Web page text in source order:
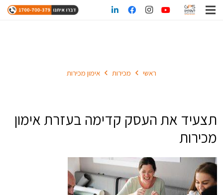
ראשי מכירות אימון מכירות
תצעיד את העסק קדימה בעזרת אימון
מכירות